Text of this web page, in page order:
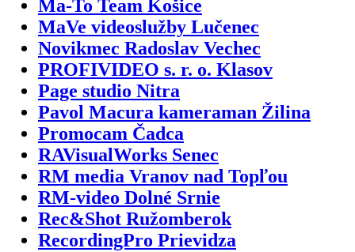
Ma-To Team Košice
MaVe videoslužby Lučenec
Novikmec Radoslav Vechec
PROFIVIDEO s. r. o. Klasov
Page studio Nitra
Pavol Macura kameraman Žilina
Promocam Čadca
RAVisualWorks Senec
RM media Vranov nad Topľou
RM-video Dolné Srnie
Rec&Shot Ružomberok
RecordingPro Prievidza